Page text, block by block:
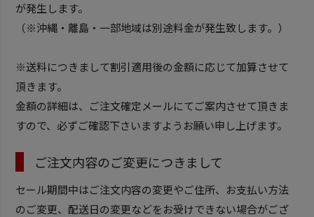
が発生します。
（※沖縄・離島・一部地域は別途料金が発生致します。）
※送料につきまして割引適用後の金額に応じて加算させて
頂きます。
金額の詳細は、ご注文確定メールにてご案内させて頂きま
すので、必ずご確認下さいますようお願い申し上げます。
ご注文内容のご変更につきまして
セール期間中はご注文内容の変更やご住所、お支払い方法
のご変更、配送日の変更などをお受けできない場合がござ